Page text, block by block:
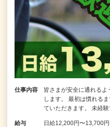
仕事内容
皆さまが安全に通れる
します。 最初は慣れる
ていただきます。 未経
給与 日給12,200円〜13,700円